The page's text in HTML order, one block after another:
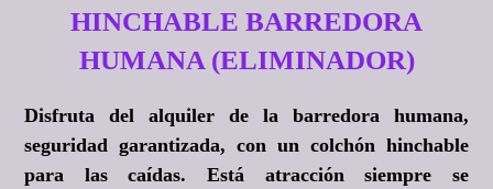
HINCHABLE BARREDORA
HUMANA (ELIMINADOR)
Disfruta del alquiler de la barredora humana,
seguridad garantizada, con un colchón hinchable
para las caídas. Está atracción siempre se